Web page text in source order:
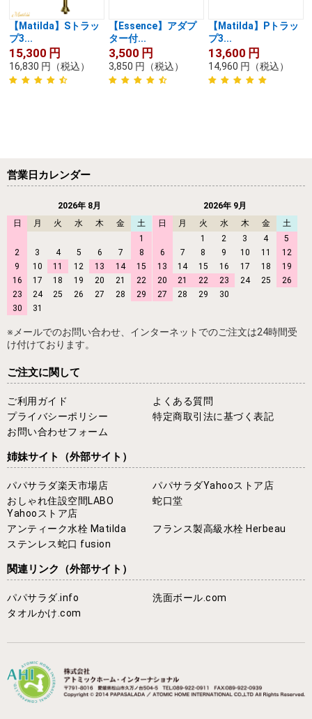
【Matilda】Sトラッ
プ3...
15,300 円
16,830 円 （税込）
【Essence】アダプ
ター付...
3,500 円
3,850 円 （税込）
【Matilda】Pトラッ
プ3...
13,600 円
14,960 円 （税込）
営業日カレンダー
2026年 8月
日
月 火 水 木 金
土
1
2
3 4 5 6 7
8
9
10 11 12 13 14
15
16
17 18 19 20 21
22
23
24 25 26 27 28
29
30
31
2026年 9月
日
月 火 水 木 金
土
1
2 3 4
5
6
7 8 9 10 11
12
13
14 15 16 17 18
19
20
21 22 23 24 25
26
27
28 29 30
※メールでのお問い合わせ、インターネットでのご注文は24時間受
け付けております。
ご注文に関して
ご利用ガイド
よくある質問
プライバシーポリシー
特定商取引法に基づく表記
お問い合わせフォーム
姉妹サイト （外部サイト）
パパサラダ楽天市場店
パパサラダYahooストア店
おしゃれ住設空間LABO
Yahooストア店
蛇口堂
アンティーク水栓 Matilda
フランス製高級水栓 Herbeau
ステンレス蛇口 fusion
関連リンク （外部サイト）
パパサラダ.info
洗面ボール.com
タオルかけ.com